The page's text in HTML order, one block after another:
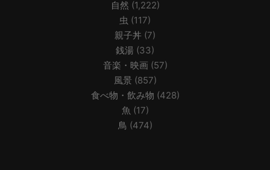
自然 (1,222)
虫 (117)
親子丼 (7)
銭湯 (33)
音楽・映画 (57)
風景(857)
食べ物・飲み物 (428)
魚 (17)
鳥 (474)